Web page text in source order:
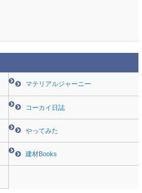
マテリアルジャーニー
コーカイ日誌
やってみた
建材Books